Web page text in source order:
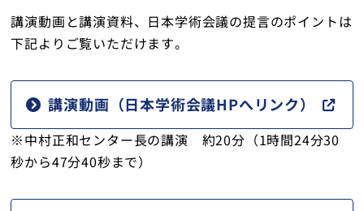
講演動画と講演資料、日本学術会議の提言のポイントは
下記よりご覧いただけます。
講演動画（日本学術会議HPへリンク）
※中村正和センター長の講演 約20分（1時間24分30
秒から47分40秒まで）